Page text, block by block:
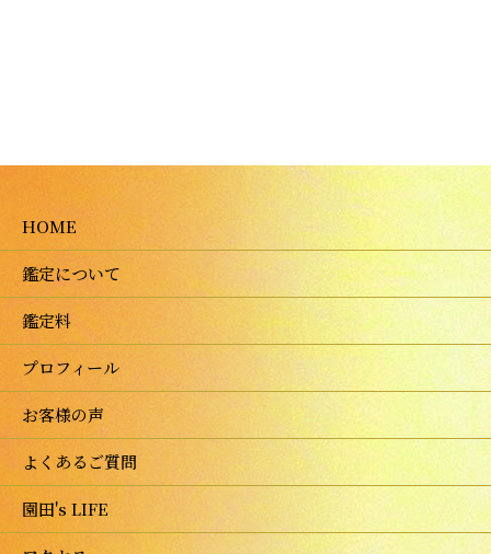
HOME
鑑定について
鑑定料
プロフィール
お客様の声
よくあるご質問
園田's LIFE